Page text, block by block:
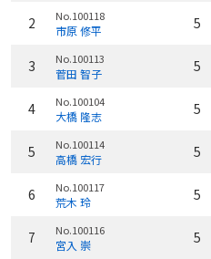
2 No.100118
市原 修平 5
3 No.100113
菅田 智子 5
4 No.100104
大橋 隆志 5
5 No.100114
高橋 宏行 5
6 No.100117
荒木 玲 5
7 No.100116
宮入 崇 5